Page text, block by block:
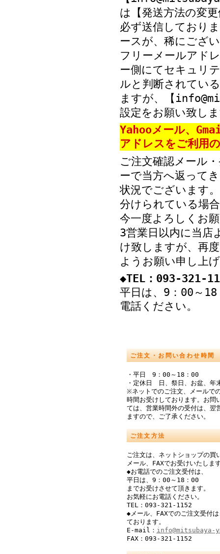
は【発送方法の変
必ず送信しており
ースが、稀にござ
フリーメールアド
ー側にてセキュリ
ルと判断されてい
ますが、【
設定をお願い致し
Yahooメール、
アドレスをご利用
ご注文確認メール
ーで当方へ返って
状況でございます
分けられている場
今一度よろしくお
3営業日以内に当店
け致しますが、再
ようお願い申し上
◆TEL：093-321-
平日は、9：00～
電話ください。
ご注文・お問い合わせ時間
・平日 9：00～18：00
・定休日 日、祭日、お盆、年
※ネットでのご注文、メールで
時間お受けしております。お問
ては、営業時間外の受付は、翌
ますので、ご了承ください。
ご注文方法
ご注文は、ネットショップの買
メール、FAXでお受けいたしま
◆お電話でのご注文受付は、
平日は、9：00～18：00
までお受けさせて頂きます。
お気軽にお電話ください。
TEL：093-321-1152
◆メール、FAXでのご注文受付
ております。
E-mail： info@mitsubaya-
FAX：093-321-1152